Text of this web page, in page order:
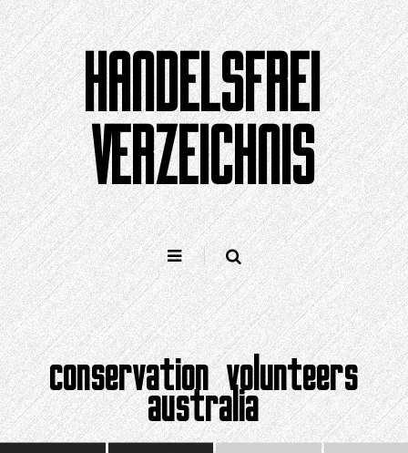
Zum
Inhalt
springen
HANDELSFREI
VERZEICHNIS
conservation volunteers
australia